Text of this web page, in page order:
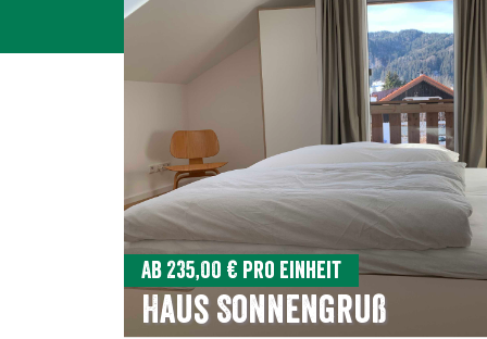
Ab 235,00 € pro Einheit
Haus Sonnengruß